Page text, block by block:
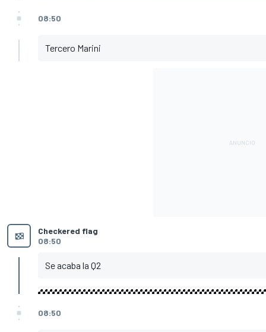
08:50
Tercero Marini
Checkered flag
08:50
Se acaba la Q2
08:50